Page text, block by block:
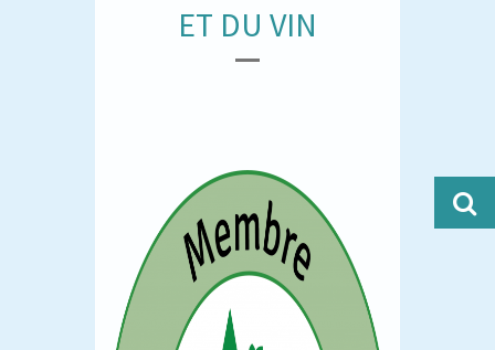
ET DU VIN